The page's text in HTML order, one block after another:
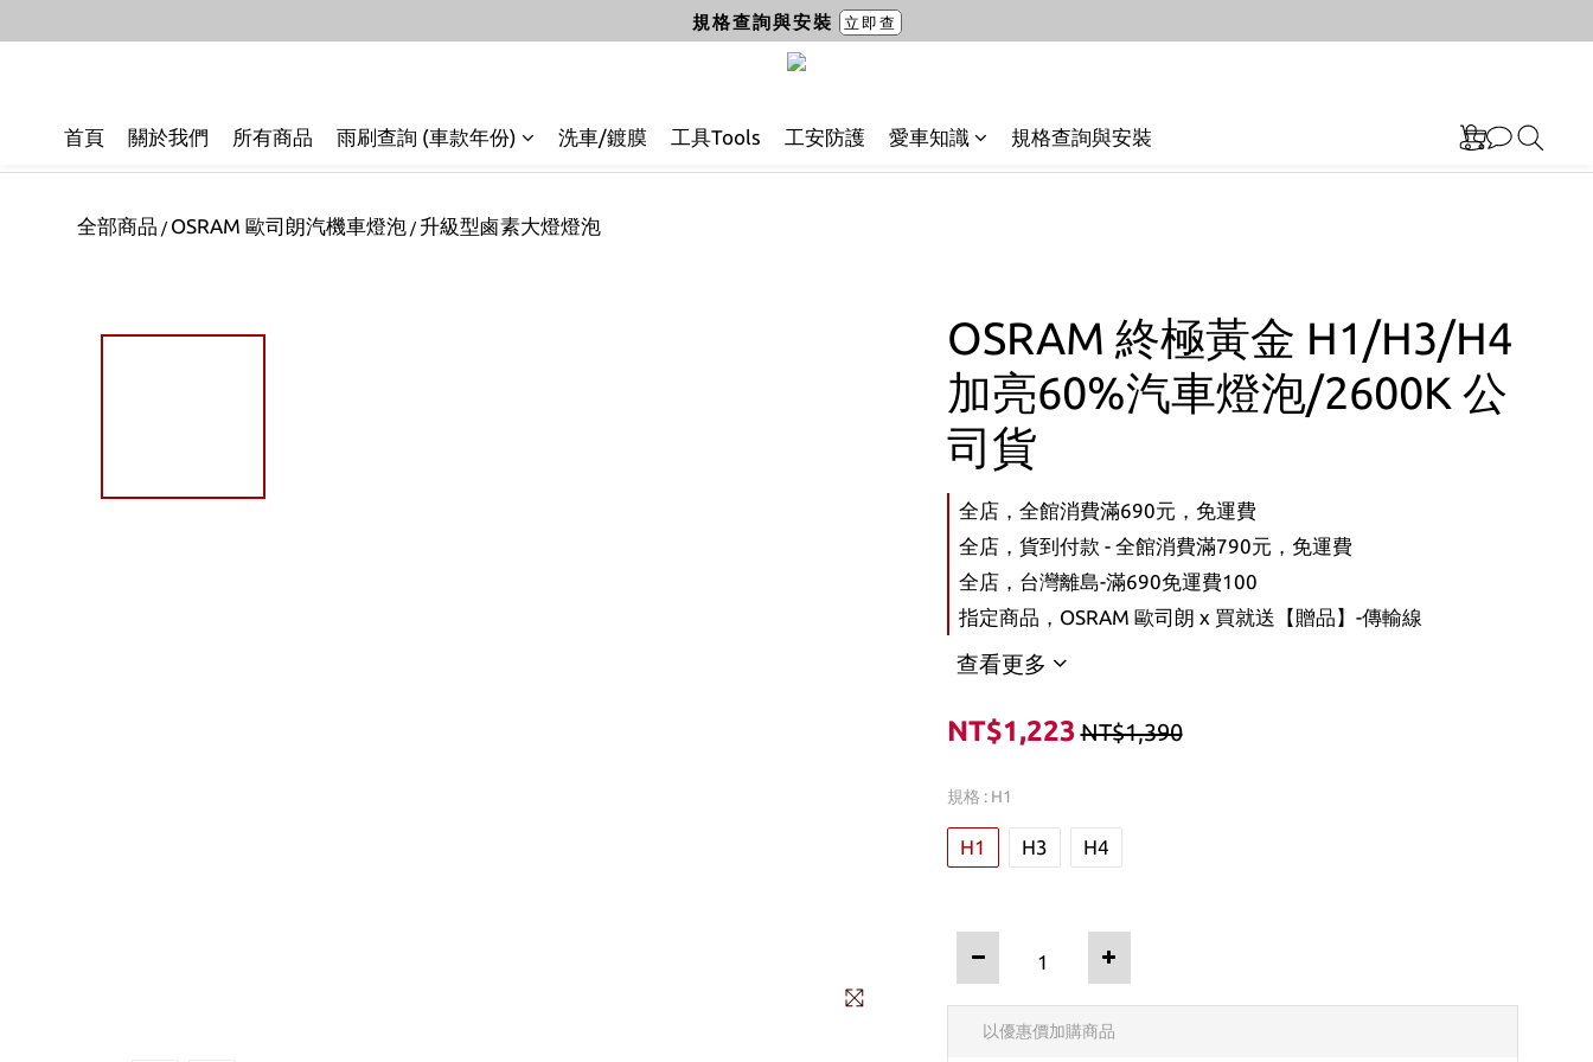
首頁 關於我們 所有商品 雨刷查詢 (車款年份) 洗車/鍍膜 工具Tools 工安防護 愛車知識 規格查詢與安裝
全部商品 / OSRAM 歐司朗汽機車燈泡 / 升級型鹵素大燈燈泡
OSRAM 終極黃金 H1/H3/H4
加亮60%汽車燈泡/2600K 公
司貨
全店，全館消費滿690元，免運費
全店，貨到付款 - 全館消費滿790元，免運費
全店，台灣離島-滿690免運費100
指定商品，OSRAM 歐司朗 x 買就送【贈品】-傳輸線
查看更多
NT$1,223 NT$1,390
規格 : H1
H1 H3 H4
以優惠價加購商品
規格查詢與安裝 立即查